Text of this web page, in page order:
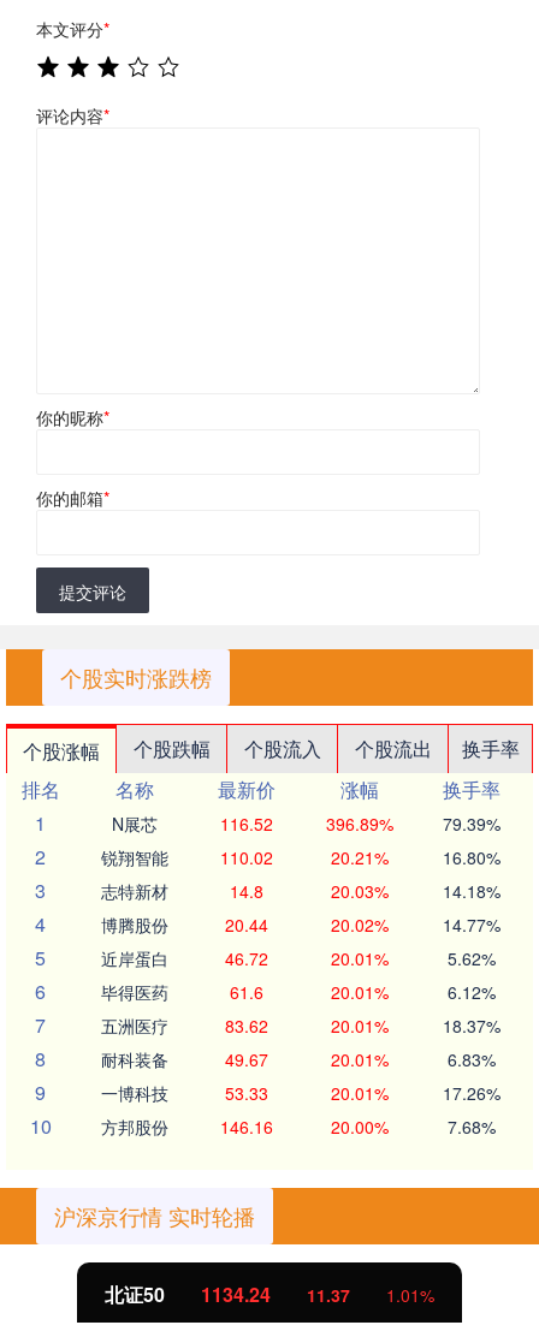
本文评分*
评论内容*
你的昵称*
你的邮箱*
提交评论
个股实时涨跌榜
个股涨幅 个股跌幅 个股流入 个股流出
换手率
排名
名称 最新价 涨幅
换手率
1
N展芯 116.52 396.89% 79.39%
2 锐翔智能 110.02 20.21% 16.80%
3 志特新材 14.8 20.03% 14.18%
4 博腾股份 20.44 20.02% 14.77%
5 近岸蛋白 46.72 20.01% 5.62%
6 毕得医药 61.6 20.01% 6.12%
7 五洲医疗 83.62 20.01% 18.37%
8 耐科装备 49.67 20.01% 6.83%
9 一博科技 53.33 20.01% 17.26%
10 方邦股份 146.16 20.00% 7.68%
沪深京行情 实时轮播
北证50 1134.24 11.37 1.01%